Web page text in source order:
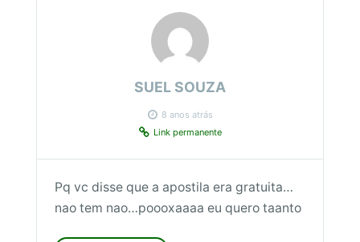
SUEL SOUZA
8 anos atrás
Link permanente
Pq vc disse que a apostila era gratuita…
nao tem nao…poooxaaaa eu quero taanto